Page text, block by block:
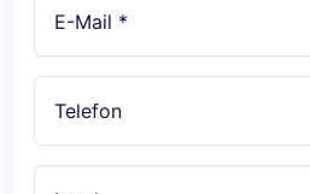
E-Mail *
Telefon